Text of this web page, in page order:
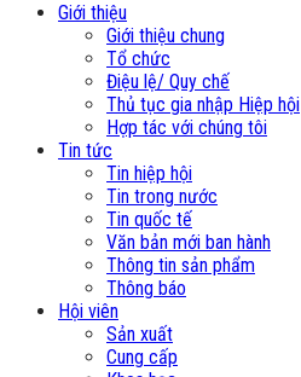
Giới thiệu
Giới thiệu chung
Tổ chức
Điệu lệ/ Quy chế
Thủ tục gia nhập Hiệp hội
Hợp tác với chúng tôi
Tin tức
Tin hiệp hội
Tin trong nước
Tin quốc tế
Văn bản mới ban hành
Thông tin sản phẩm
Thông báo
Hội viên
Sản xuất
Cung cấp